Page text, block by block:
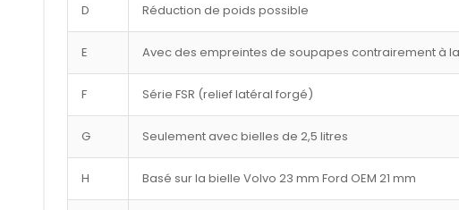
D Réduction de poids possible
E Avec des empreintes de soupapes contrairement à la
F Série FSR (relief latéral forgé)
G Seulement avec bielles de 2,5 litres
H Basé sur la bielle Volvo 23 mm Ford OEM 21 mm